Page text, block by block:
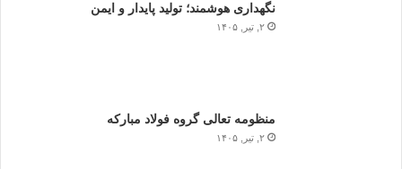
نگهداری هوشمند؛ تولید پایدار و ایمن
۲, تیر, ۱۴۰۵
منظومه تعالی گروه فولاد مبارکه
۲, تیر, ۱۴۰۵